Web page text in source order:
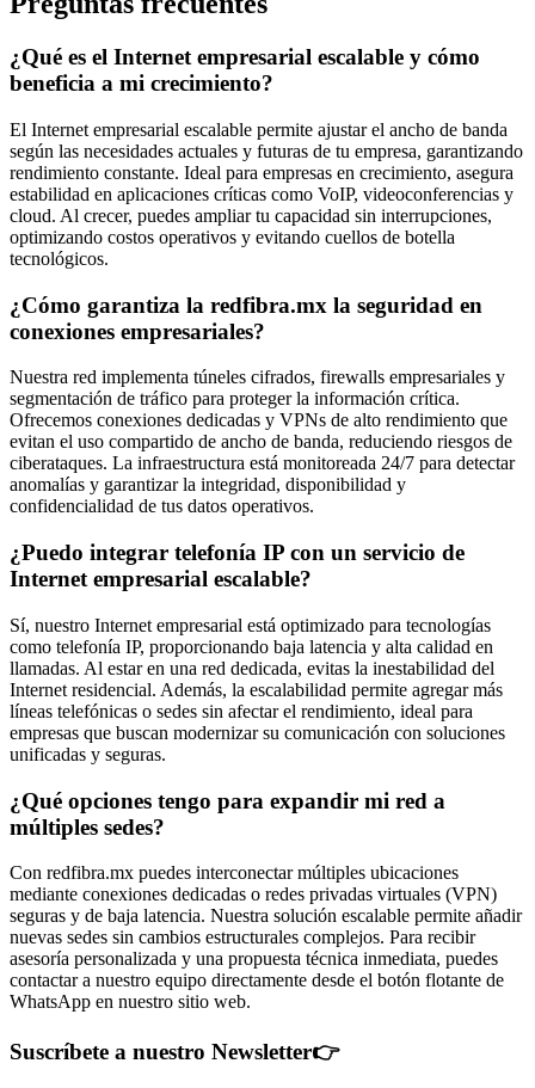
¿Qué es el Internet empresarial escalable y cómo
beneficia a mi crecimiento?
El Internet empresarial escalable permite ajustar el ancho de banda
según las necesidades actuales y futuras de tu empresa, garantizando
rendimiento constante. Ideal para empresas en crecimiento, asegura
estabilidad en aplicaciones críticas como VoIP, videoconferencias y
cloud. Al crecer, puedes ampliar tu capacidad sin interrupciones,
optimizando costos operativos y evitando cuellos de botella
tecnológicos.
¿Cómo garantiza la redfibra.mx la seguridad en
conexiones empresariales?
Nuestra red implementa túneles cifrados, firewalls empresariales y
segmentación de tráfico para proteger la información crítica.
Ofrecemos conexiones dedicadas y VPNs de alto rendimiento que
evitan el uso compartido de ancho de banda, reduciendo riesgos de
ciberataques. La infraestructura está monitoreada 24/7 para detectar
anomalías y garantizar la integridad, disponibilidad y
confidencialidad de tus datos operativos.
¿Puedo integrar telefonía IP con un servicio de
Internet empresarial escalable?
Sí, nuestro Internet empresarial está optimizado para tecnologías
como telefonía IP, proporcionando baja latencia y alta calidad en
llamadas. Al estar en una red dedicada, evitas la inestabilidad del
Internet residencial. Además, la escalabilidad permite agregar más
líneas telefónicas o sedes sin afectar el rendimiento, ideal para
empresas que buscan modernizar su comunicación con soluciones
unificadas y seguras.
¿Qué opciones tengo para expandir mi red a
múltiples sedes?
Con redfibra.mx puedes interconectar múltiples ubicaciones
mediante conexiones dedicadas o redes privadas virtuales (VPN)
seguras y de baja latencia. Nuestra solución escalable permite añadir
nuevas sedes sin cambios estructurales complejos. Para recibir
asesoría personalizada y una propuesta técnica inmediata, puedes
contactar a nuestro equipo directamente desde el botón flotante de
WhatsApp en nuestro sitio web.
Suscríbete a nuestro Newsletter👉